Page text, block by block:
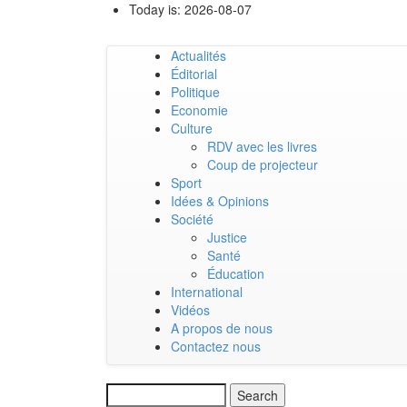
Today is: 2026-08-07
Main
navigation
Actualités
Éditorial
Politique
Economie
Culture
RDV avec les livres
Coup de projecteur
Sport
Idées & Opinions
Société
Justice
Santé
Éducation
International
Vidéos
A propos de nous
Contactez nous